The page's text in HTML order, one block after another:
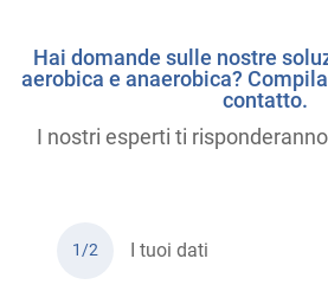
Hai domande sulle nostre
aerobica e anaerobica?
contatto.
I nostri esperti ti
1/2 I tuoi dati